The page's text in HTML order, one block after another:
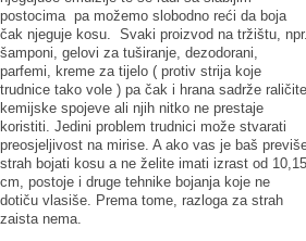
postocima pa možemo slobodno reći da boja
čak njeguje kosu. Svaki proizvod na tržištu, npr.
šamponi, gelovi za tuširanje, dezodorani,
parfemi, kreme za tijelo ( protiv strija koje
trudnice tako vole ) pa čak i hrana sadrže raličite
kemijske spojeve ali njih nitko ne prestaje
koristiti. Jedini problem trudnici može stvarati
preosjeljivost na mirise. A ako vas je baš
strah bojati kosu a ne želite imati izrast od 10,15
cm, postoje i druge tehnike bojanja koje ne
dotiču vlasiše. Prema tome, razloga za strah
zaista nema.